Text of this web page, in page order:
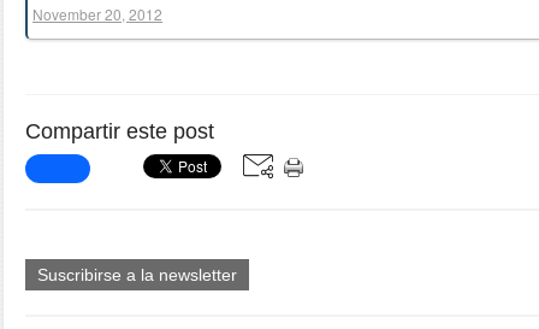
November 20, 2012
Compartir este post
Suscribirse a la newsletter